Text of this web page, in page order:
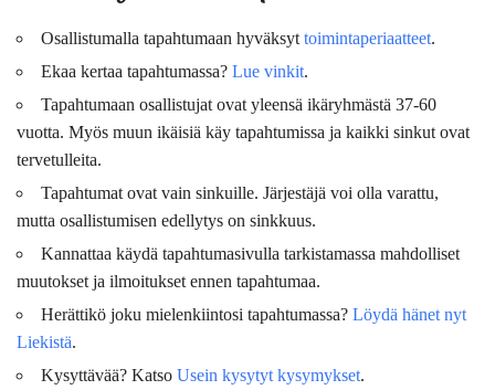
Osallistumalla tapahtumaan hyväksyt toimintaperiaatteet.
Ekaa kertaa tapahtumassa? Lue vinkit.
Tapahtumaan osallistujat ovat yleensä ikäryhmästä 37-60
vuotta. Myös muun ikäisiä käy tapahtumissa ja kaikki sinkut ovat
tervetulleita.
Tapahtumat ovat vain sinkuille. Järjestäjä voi olla varattu,
mutta osallistumisen edellytys on sinkkuus.
Kannattaa käydä tapahtumasivulla tarkistamassa mahdolliset
muutokset ja ilmoitukset ennen tapahtumaa.
Herättikö joku mielenkiintosi tapahtumassa? Löydä hänet nyt
Liekistä.
Kysyttävää? Katso Usein kysytyt kysymykset.